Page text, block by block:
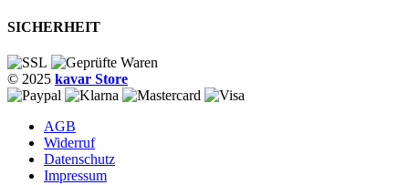
SICHERHEIT
© 2025 kavar Store
AGB
Widerruf
Datenschutz
Impressum